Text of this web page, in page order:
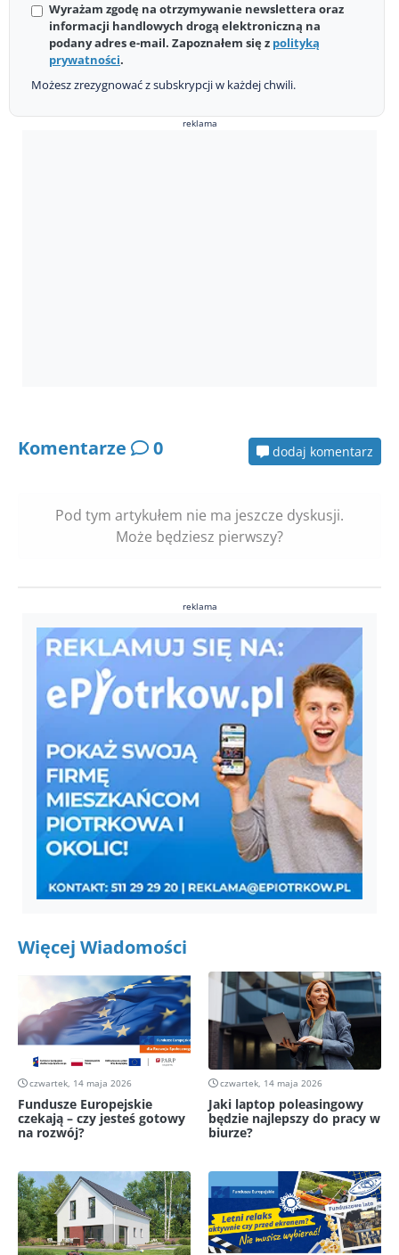
Wyrażam zgodę na otrzymywanie newslettera oraz
informacji handlowych drogą elektroniczną na
podany adres e-mail. Zapoznałem się z polityką
prywatności.
Możesz zrezygnować z subskrypcji w każdej chwili.
reklama
Komentarze 0 dodaj komentarz
Pod tym artykułem nie ma jeszcze dyskusji.
Może będziesz pierwszy?
reklama
Więcej Wiadomości
czwartek, 14 maja 2026
Fundusze Europejskie
czekają – czy jesteś gotowy
na rozwój?
czwartek, 14 maja 2026
Jaki laptop poleasingowy
będzie najlepszy do pracy w
biurze?